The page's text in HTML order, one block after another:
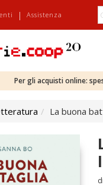
| Assistenza
Per gli acquisti online:
La buona
di